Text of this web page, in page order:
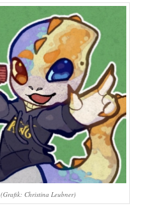
(Grafik: Christina Leubner)